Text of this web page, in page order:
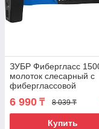
ЗУБР Фибергласс
молоток слесарный с
фиберглассовой
рукояткой
6 990 ₸ 8 039 ₸
Купить